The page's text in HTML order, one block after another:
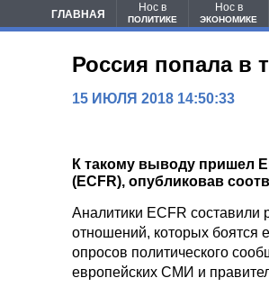
ГЛАВНАЯ
Нос в
ПОЛИТИКЕ
Нос в
ЭКОНОМИКЕ
Россия попала в
15 ИЮЛЯ 2018 14:50:33
К такому выводу пришел
(ECFR), опубликовав
Аналитики ECFR составили
отношений, которых боятся
опросов политического
европейских СМИ и